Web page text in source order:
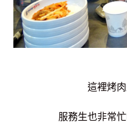
這裡烤
服務生也非常